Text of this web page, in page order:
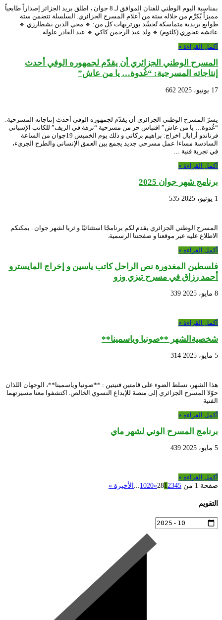
بمناسبة اليوم الوطني للفنان الموافق لـ 8 جوان ، اطلق بريد الجزائر إصداراً طابعياً
مميزاً يُكرِّم من خلاله ستة من أعلام المسرح الجزائري. السلسلة تتضمن ستة
طوابع بريدية متماسكة تُجسِّد بورتريهات كل من: 🔹 محي الدين بشطارزي 🔹
عائشة عجوري (كلثوم) 🔹 ولد عبد الرحمن كاكي 🔹 عبد القادر علولة …
أكمل القراءة »
المسرح الوطني الجزائري أن يقدّم لجمهوره الوفي أحدث
إنتاجاته المسرحية: “غُدوة… يا من عاش”
17 يونيو، 2025 662
يسرّ المسرح الوطني الجزائري أن يقدّم لجمهوره الوفي أحدث إنتاجاته المسرحية:
“غُدوة… يا من عاش” اقتباس حر من مسرحية “نزهة في الريف” للكاتب الإسباني
فرناندو أرابال اخراج: براهيم بركاتي و ذلك يوم الخميس 19جوان من الساعة
السادسة مساءا عمل مسرحي جديد يجمع بين العمق الإنساني والطرح الجريء،
في تجربة فنية …
أكمل القراءة »
برنامج شهر جوان 2025
1 يونيو، 2025 535
المسرح الوطني الجزائري يقدم لكم برنامجًا استثنائيًا و ثريا لشهر جوان . يمكنكم
الاطلاع عليه عبر موقعنا و صفحتنا الرسمية.
أكمل القراءة »
فلسطين المغدورة نص الراحل كاتب ياسين و إخراج المايسترو
أحمد رزاق في مسرح تيزي وزو
8 مايو، 2025 339
أكمل القراءة »
شخصيةالشهر **صونيا وياسمينا**
5 مايو، 2025 314
هذا الشهر، نسلط الضوء على قامتين فنيتين : **صونيا وياسمينا**، الوجهان اللذان
حوّلا المسرح الجزائري إلى منصة للإبداع النسوي الخالص. اكتشفوا معنا مسيرتهما
الفنية
أكمل القراءة »
برنامج المسرح الوني لشهر ماي
5 مايو، 2025 439
أكمل القراءة »
صفحة 1 من 28
12345
»
1020
... الأخيرة »
التقويم